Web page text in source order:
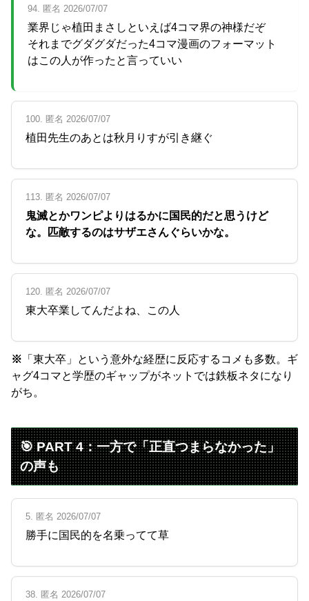
94. 匿名 2026/07/07
業界じゃ植田まさしといえば4コマ界の神様だぞ
それまでグダグダだった4コマ漫画のフォーマット
はこの人が作ったと言っていい
100. 匿名 2026/07/07
植田先生のあとは秋月りすが引き継ぐ
113. 匿名 2026/07/07
鬼滅とかワンピよりはるかに国民的だと思うけど
な。匹敵するのはサザエさんぐらいかな。
120. 匿名 2026/07/07
東大卒業してんだよね、この人
※ 「東大卒」という意外な経歴に反応するコメも多数。ギ
ャグ4コマと学歴のギャップがネットでは鉄板ネタになり
がち。
🎯 PART 4：一方で「正直つまらなかった」
の声も
5. 匿名 2026/07/07
勝手に国民的を名乗ってて草
38. 匿名 2026/07/07